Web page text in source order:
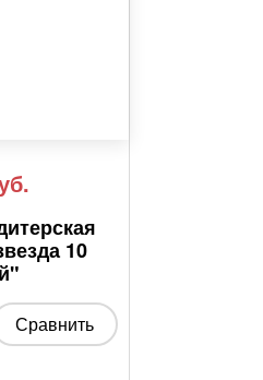
10
Сравнить